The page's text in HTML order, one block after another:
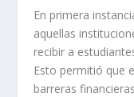
En primera
aquellas
recibir a
Esto permitió que
barreras